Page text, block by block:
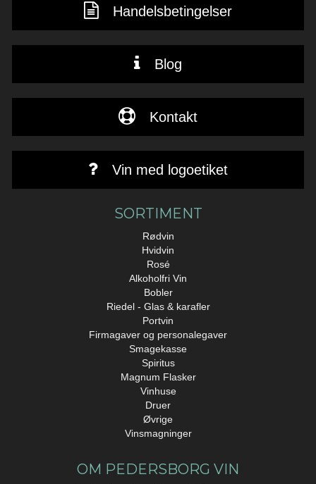
Handelsbetingelser
Blog
Kontakt
Vin med logoetiket
SORTIMENT
Rødvin
Hvidvin
Rosé
Alkoholfri Vin
Bobler
Riedel - Glas & karafler
Portvin
Firmagaver og personalegaver
Smagekasse
Spiritus
Magnum Flasker
Vinhuse
Druer
Øvrige
Vinsmagninger
OM PEDERSBORG VIN